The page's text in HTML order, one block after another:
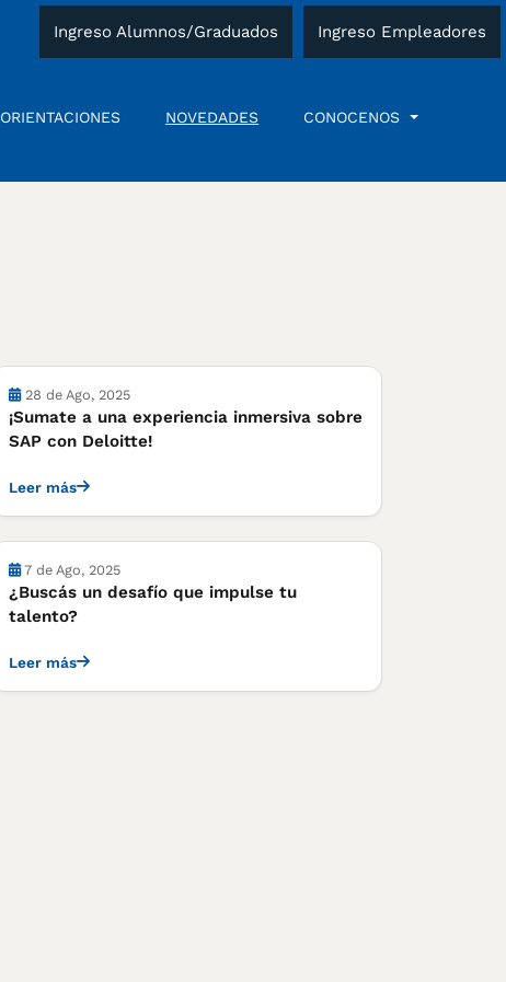
Ingreso Alumnos/Graduados Ingreso Empleadores
ORIENTACIONES NOVEDADES CONOCENOS
28 de Ago, 2025
¡Sumate a una experiencia inmersiva sobre
SAP con Deloitte!
Leer más
7 de Ago, 2025
¿Buscás un desafío que impulse tu
talento?
Leer más